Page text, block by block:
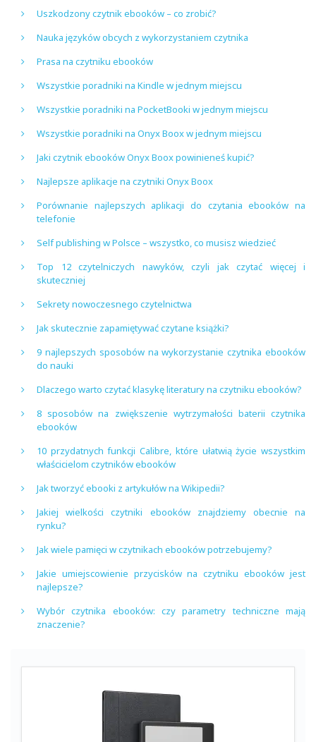
Uszkodzony czytnik ebooków – co zrobić?
Nauka języków obcych z wykorzystaniem czytnika
Prasa na czytniku ebooków
Wszystkie poradniki na Kindle w jednym miejscu
Wszystkie poradniki na PocketBooki w jednym miejscu
Wszystkie poradniki na Onyx Boox w jednym miejscu
Jaki czytnik ebooków Onyx Boox powinieneś kupić?
Najlepsze aplikacje na czytniki Onyx Boox
Porównanie najlepszych aplikacji do czytania ebooków na
telefonie
Self publishing w Polsce – wszystko, co musisz wiedzieć
Top 12 czytelniczych nawyków, czyli jak czytać więcej i
skuteczniej
Sekrety nowoczesnego czytelnictwa
Jak skutecznie zapamiętywać czytane książki?
9 najlepszych sposobów na wykorzystanie czytnika ebooków
do nauki
Dlaczego warto czytać klasykę literatury na czytniku ebooków?
8 sposobów na zwiększenie wytrzymałości baterii czytnika
ebooków
10 przydatnych funkcji Calibre, które ułatwią życie wszystkim
właścicielom czytników ebooków
Jak tworzyć ebooki z artykułów na Wikipedii?
Jakiej wielkości czytniki ebooków znajdziemy obecnie na
rynku?
Jak wiele pamięci w czytnikach ebooków potrzebujemy?
Jakie umiejscowienie przycisków na czytniku ebooków jest
najlepsze?
Wybór czytnika ebooków: czy parametry techniczne mają
znaczenie?